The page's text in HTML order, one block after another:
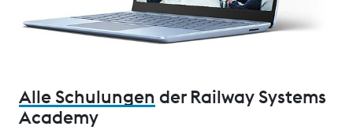
Alle Schulungen der Railway Systems
Academy